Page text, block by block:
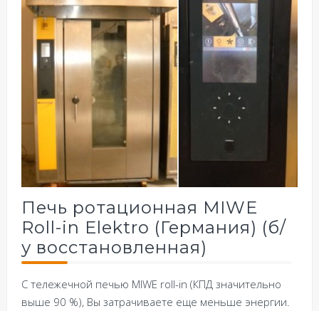
Печь ротационная MIWE
Roll-in Elektro (Германия) (б/
у восстановленная)
С тележечной печью MIWE roll-in (КПД значительно
выше 90 %), Вы затрачиваете еще меньше энергии.